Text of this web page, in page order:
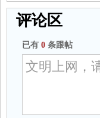
评论区
已有 0 条跟帖